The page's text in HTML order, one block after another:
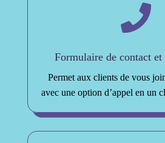

Formulaire de contact
Permet aux clients de vous
avec une option d’appel en un